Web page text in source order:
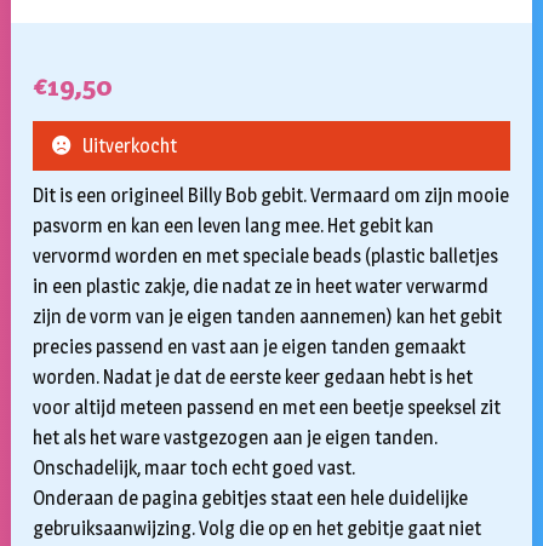
€19,50
Dit is een origineel Billy Bob gebit. Vermaard om zijn mooie
pasvorm en kan een leven lang mee. Het gebit kan
vervormd worden en met speciale beads (plastic balletjes
in een plastic zakje, die nadat ze in heet water verwarmd
zijn de vorm van je eigen tanden aannemen) kan het gebit
precies passend en vast aan je eigen tanden gemaakt
worden. Nadat je dat de eerste keer gedaan hebt is het
voor altijd meteen passend en met een beetje speeksel zit
het als het ware vastgezogen aan je eigen tanden.
Onschadelijk, maar toch echt goed vast.
Onderaan de pagina gebitjes staat een hele duidelijke
gebruiksaanwijzing. Volg die op en het gebitje gaat niet
Uitverkocht